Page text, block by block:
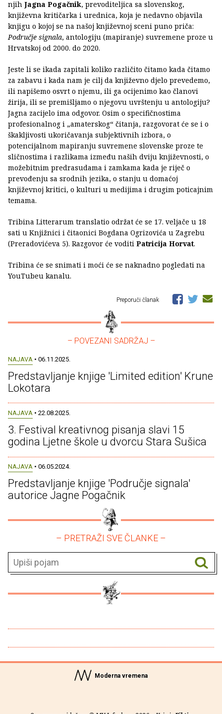
njih Jagna Pogačnik, prevoditeljica sa slovenskog,
književna kritičarka i urednica, koja je nedavno objavila
knjigu o kojoj se na našoj književnoj sceni puno priča:
Područje signala, antologiju (mapiranje) suvremene proze u
Hrvatskoj od 2000. do 2020.
Jeste li se ikada zapitali koliko različito čitamo kada čitamo
za zabavu i kada nam je cilj da književno djelo prevedemo,
ili napišemo osvrt o njemu, ili ga ocijenimo kao članovi
žirija, ili se premišljamo o njegovu uvrštenju u antologiju?
Jagna zacijelo ima odgovor. Osim o specifičnostima
profesionalnog i „amaterskog“ čitanja, razgovorat će se i o
škakljivosti ukoričavanja subjektivnih izbora, o
potencijalnom mapiranju suvremene slovenske proze te
sličnostima i razlikama između naših dviju književnosti, o
možebitnim predrasudama i zamkama kada je riječ o
prevođenju sa srodnih jezika, o stanju u domaćoj
književnoj kritici, o kulturi u medijima i drugim poticajnim
temama.
Tribina Litterarum translatio održat će se 17. veljače u 18
sati u Knjižnici i čitaonici Bogdana Ogrizovića u Zagrebu
(Preradovićeva 5). Razgovor će voditi Patricija Horvat.
Tribina će se snimati i moći će se naknadno pogledati na
YouTubeu kanalu.
Preporuči članak
– POVEZANI SADRŽAJ –
NAJAVA • 06.11.2025.
Predstavljanje knjige 'Limited edition' Krune
Lokotara
NAJAVA • 22.08.2025.
3. Festival kreativnog pisanja slavi 15
godina Ljetne škole u dvorcu Stara Sušica
NAJAVA • 06.05.2024.
Predstavljanje knjige 'Područje signala'
autorice Jagne Pogačnik
– PRETRAŽI SVE ČLANKE –
Moderna vremena